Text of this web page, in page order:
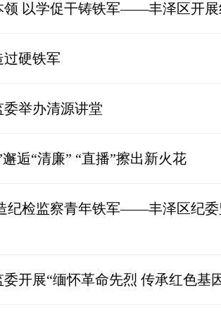
领 以学促干铸铁军——丰泽区开
过硬铁军
举办清源讲堂
逅“清廉” “直播”擦出新火花
纪检监察青年铁军——丰泽区纪委
开展“缅怀革命先烈 传承红色基